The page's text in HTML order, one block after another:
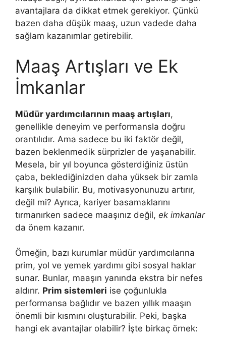
avantajlara da dikkat etmek gerekiyor. Çünkü
bazen daha düşük maaş, uzun vadede daha
sağlam kazanımlar getirebilir.
Maaş Artışları ve Ek
İmkanlar
Müdür yardımcılarının maaş artışları,
genellikle deneyim ve performansla doğru
orantılıdır. Ama sadece bu iki faktör değil,
bazen beklenmedik sürprizler de yaşanabilir.
Mesela, bir yıl boyunca gösterdiğiniz üstün
çaba, beklediğinizden daha yüksek bir zamla
karşılık bulabilir. Bu, motivasyonunuzu artırır,
değil mi? Ayrıca, kariyer basamaklarını
tırmanırken sadece maaşınız değil, ek imkanlar
da önem kazanır.
Örneğin, bazı kurumlar müdür yardımcılarına
prim, yol ve yemek yardımı gibi sosyal haklar
sunar. Bunlar, maaşın yanında ekstra bir nefes
aldırır. Prim sistemleri ise çoğunlukla
performansa bağlıdır ve bazen yıllık maaşın
önemli bir kısmını oluşturabilir. Peki, başka
hangi ek avantajlar olabilir? İşte birkaç örnek: